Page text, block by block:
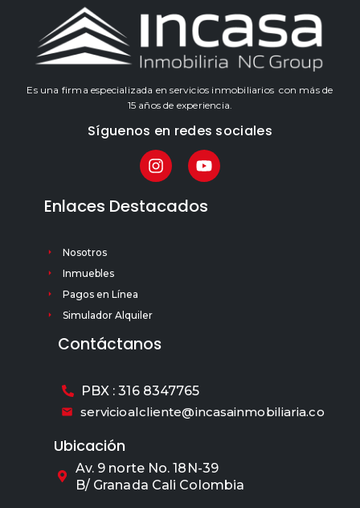
Es una firma especializada en servicios inmobiliarios con más de
15 años de experiencia.
Síguenos en redes sociales
Enlaces Destacados
Nosotros
Inmuebles
Pagos en Línea
Simulador Alquiler
Contáctanos
PBX : 316 8347765
servicioalcliente@incasainmobiliaria.co
Ubicación
Av. 9 norte No. 18N-39
B/ Granada Cali Colombia